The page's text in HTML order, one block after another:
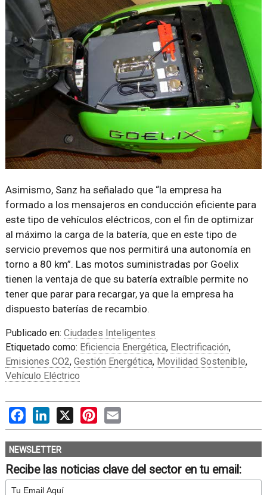
Asimismo, Sanz ha señalado que “la empresa ha
formado a los mensajeros en conducción eficiente para
este tipo de vehículos eléctricos, con el fin de optimizar
al máximo la carga de la batería, que en este tipo de
servicio prevemos que nos permitirá una autonomía en
torno a 80 km”. Las motos suministradas por Goelix
tienen la ventaja de que su batería extraíble permite no
tener que parar para recargar, ya que la empresa ha
dispuesto baterías de recambio.
Publicado en: Ciudades Inteligentes
Etiquetado como: Eficiencia Energética, Electrificación,
Emisiones CO2, Gestión Energética, Movilidad Sostenible,
Vehículo Eléctrico
FacebookLinkedIn
X PinterestEmail
NEWSLETTER
Recibe las noticias clave del sector en tu email: